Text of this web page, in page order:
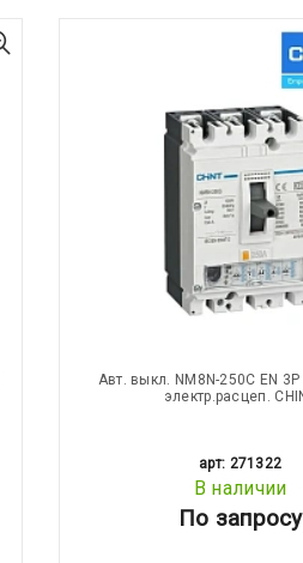
Авт. выкл. NM8N-250C EN
электр.расцеп.
арт: 271322
В наличии
По запросу